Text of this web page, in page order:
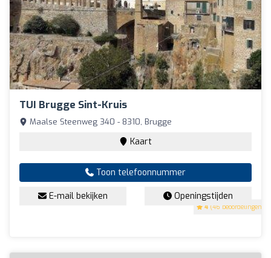
TUI Brugge Sint-Kruis
4 (46 beoordelingen)
Maalse Steenweg 340 - 8310, Brugge
Kaart
Toon telefoonnummer
E-mail bekijken Openingstijden